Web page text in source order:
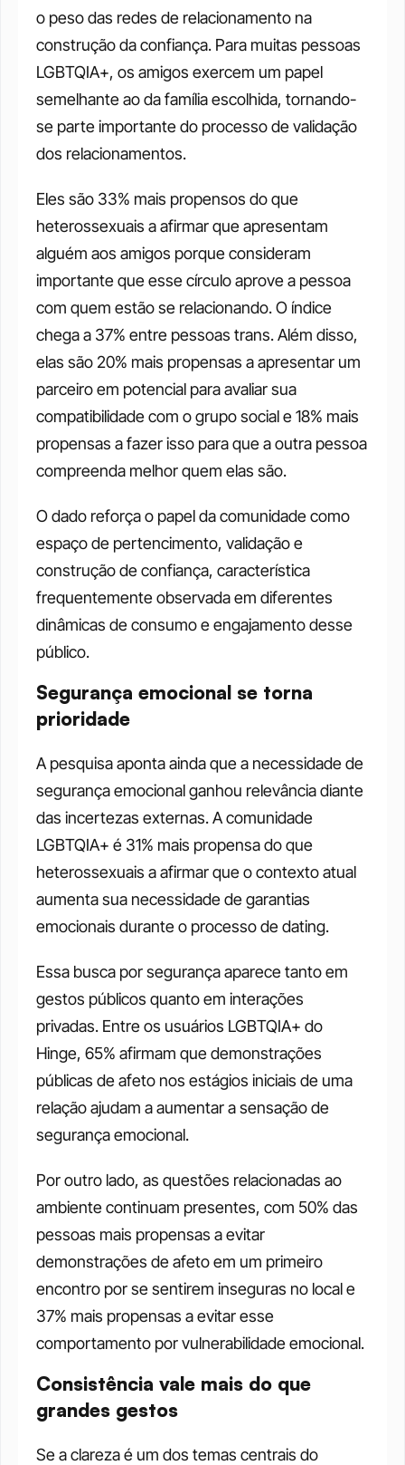
o peso das redes de relacionamento na
construção da confiança. Para muitas pessoas
LGBTQIA+, os amigos exercem um papel
semelhante ao da família escolhida, tornando-
se parte importante do processo de validação
dos relacionamentos.
Eles são 33% mais propensos do que
heterossexuais a afirmar que apresentam
alguém aos amigos porque consideram
importante que esse círculo aprove a pessoa
com quem estão se relacionando. O índice
chega a 37% entre pessoas trans. Além disso,
elas são 20% mais propensas a apresentar um
parceiro em potencial para avaliar sua
compatibilidade com o grupo social e 18% mais
propensas a fazer isso para que a outra pessoa
compreenda melhor quem elas são.
O dado reforça o papel da comunidade como
espaço de pertencimento, validação e
construção de confiança, característica
frequentemente observada em diferentes
dinâmicas de consumo e engajamento desse
público.
Segurança emocional se torna
prioridade
A pesquisa aponta ainda que a necessidade de
segurança emocional ganhou relevância diante
das incertezas externas. A comunidade
LGBTQIA+ é 31% mais propensa do que
heterossexuais a afirmar que o contexto atual
aumenta sua necessidade de garantias
emocionais durante o processo de dating.
Essa busca por segurança aparece tanto em
gestos públicos quanto em interações
privadas. Entre os usuários LGBTQIA+ do
Hinge, 65% afirmam que demonstrações
públicas de afeto nos estágios iniciais de uma
relação ajudam a aumentar a sensação de
segurança emocional.
Por outro lado, as questões relacionadas ao
ambiente continuam presentes, com 50% das
pessoas mais propensas a evitar
demonstrações de afeto em um primeiro
encontro por se sentirem inseguras no local e
37% mais propensas a evitar esse
comportamento por vulnerabilidade emocional.
Consistência vale mais do que
grandes gestos
Se a clareza é um dos temas centrais do